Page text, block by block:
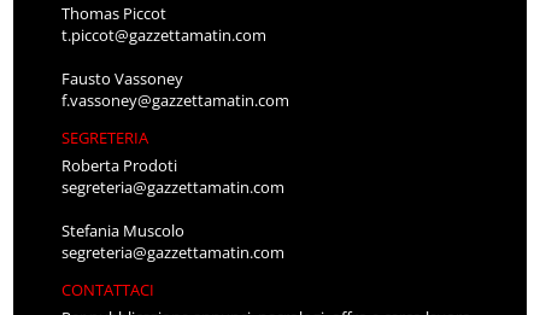
Thomas Piccot
t.piccot@gazzettamatin.com
Fausto Vassoney
f.vassoney@gazzettamatin.com
SEGRETERIA
Roberta Prodoti
segreteria@gazzettamatin.com
Stefania Muscolo
segreteria@gazzettamatin.com
CONTATTACI